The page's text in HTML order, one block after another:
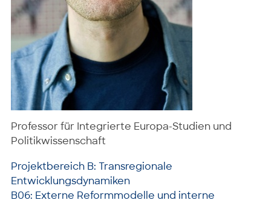
Professor für Integrierte Europa-Studien und
Politikwissenschaft
Projektbereich B: Transregionale
Entwicklungsdynamiken
B06: Externe Reformmodelle und interne